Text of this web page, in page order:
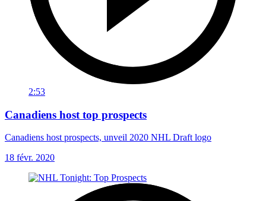
2:53
Canadiens host top prospects
Canadiens host prospects, unveil 2020 NHL Draft logo
18 févr. 2020